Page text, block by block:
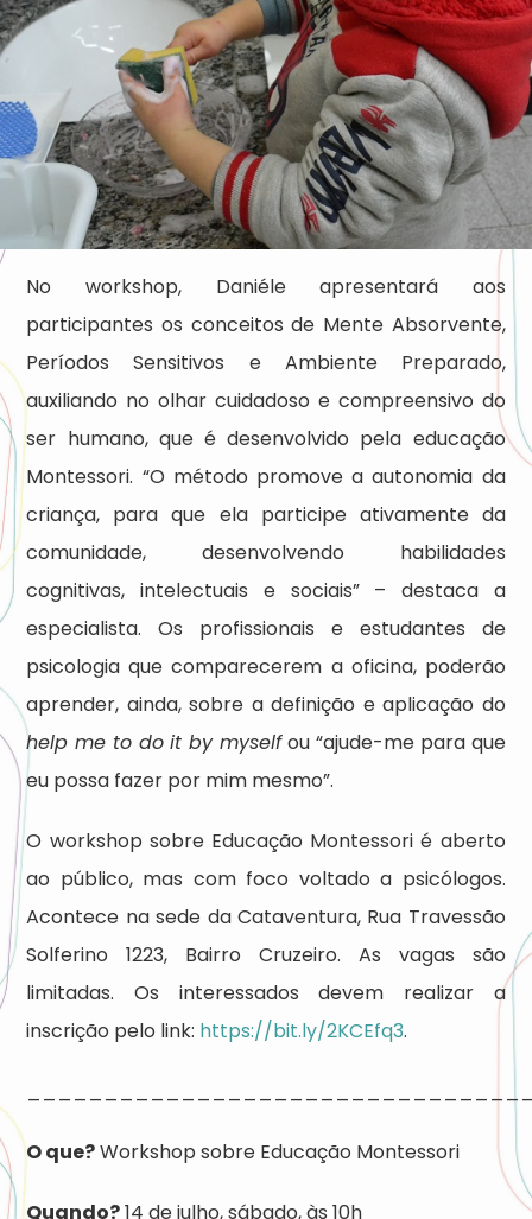
No workshop, Daniéle apresentará aos
participantes os conceitos de Mente Absorvente,
Períodos Sensitivos e Ambiente Preparado,
auxiliando no olhar cuidadoso e compreensivo do
ser humano, que é desenvolvido pela educação
Montessori. “O método promove a autonomia da
criança, para que ela participe ativamente da
comunidade, desenvolvendo habilidades
cognitivas, intelectuais e sociais” – destaca a
especialista. Os profissionais e estudantes de
psicologia que comparecerem a oficina, poderão
aprender, ainda, sobre a definição e aplicação do
help me to do it by myselfou “ajude-me para que
eu possa fazer por mim mesmo”.
O workshop sobre Educação Montessori é aberto
ao público, mas com foco voltado a psicólogos.
Acontece na sede da Cataventura, Rua Travessão
Solferino 1223, Bairro Cruzeiro. As vagas são
limitadas. Os interessados devem realizar a
inscrição pelo link: https://bit.ly/2KCEfq3.
O que?Workshop sobre Educação Montessori
Quando?14 de julho, sábado, às 10h